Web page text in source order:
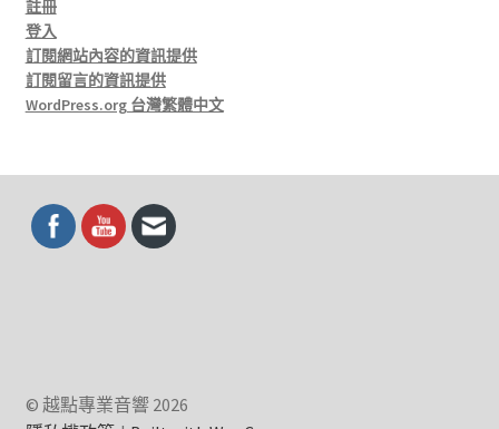
註冊
登入
訂閱網站內容的資訊提供
訂閱留言的資訊提供
WordPress.org 台灣繁體中文
© 越點專業音響 2026